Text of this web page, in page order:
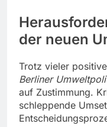
der neuen
Trotz vieler
Berliner
auf Zustimmung.
schleppende